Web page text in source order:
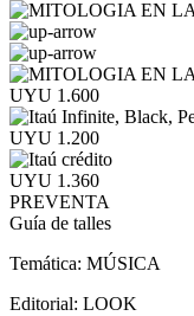
UYU 1.600
UYU 1.200
UYU 1.360
PREVENTA
Guía de talles
Temática: MÚSICA
Editorial: LOOK